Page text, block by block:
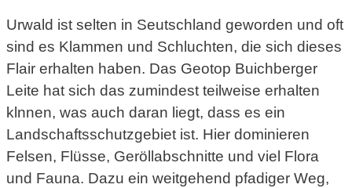
Urwald ist selten in Seutschland geworden und oft
sind es Klammen und Schluchten, die sich dieses
Flair erhalten haben. Das Geotop Buichberger
Leite hat sich das zumindest teilweise erhalten
klnnen, was auch daran liegt, dass es ein
Landschaftsschutzgebiet ist. Hier dominieren
Felsen, Flüsse, Geröllabschnitte und viel Flora
und Fauna. Dazu ein weitgehend pfadiger Weg,